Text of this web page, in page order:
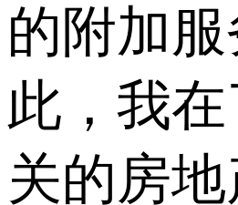
的附加服
此，我
关的房